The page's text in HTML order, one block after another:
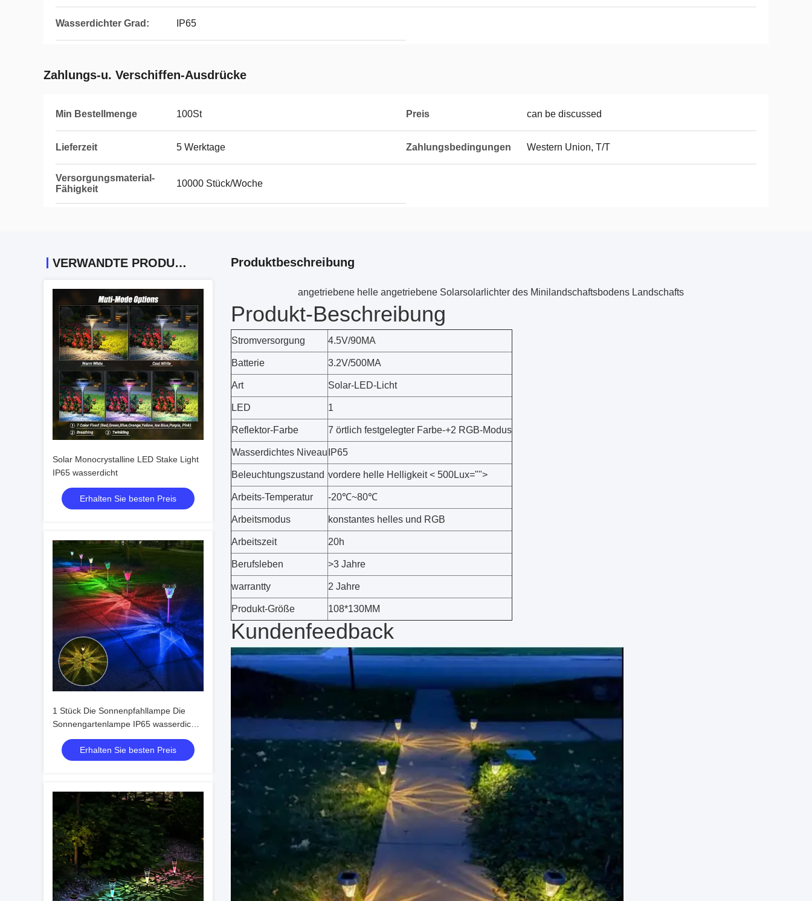
Wasserdichter Grad: IP65
Zahlungs-u. Verschiffen-Ausdrücke
Min Bestellmenge 100St Preis can be discussed
Lieferzeit 5 Werktage Zahlungsbedingungen Western Union, T/T
Versorgungsmaterial-
Fähigkeit
10000 Stück/Woche
VERWANDTE PRODUKTE
Solar Monocrystalline LED Stake Light
IP65 wasserdicht
Erhalten Sie besten Preis
1 Stück Die Sonnenpfahllampe Die
Sonnengartenlampe IP65 wasserdicht
mit monokristallinem Solarpanel
Erhalten Sie besten Preis
Produktbeschreibung
angetriebene helle angetriebene Solarsolarlichter des Minilandschaftsbodens Landschafts
Produkt-Beschreibung
Stromversorgung 4.5V/90MA
Batterie 3.2V/500MA
Art Solar-LED-Licht
LED 1
Reflektor-Farbe 7 örtlich festgelegter Farbe-+2 RGB-Modus
Wasserdichtes Niveau IP65
Beleuchtungszustand vordere helle Helligkeit < 500Lux="">
Arbeits-Temperatur -20℃~80℃
Arbeitsmodus konstantes helles und RGB
Arbeitszeit 20h
Berufsleben >3 Jahre
warrantty 2 Jahre
Produkt-Größe 108*130MM
Kundenfeedback